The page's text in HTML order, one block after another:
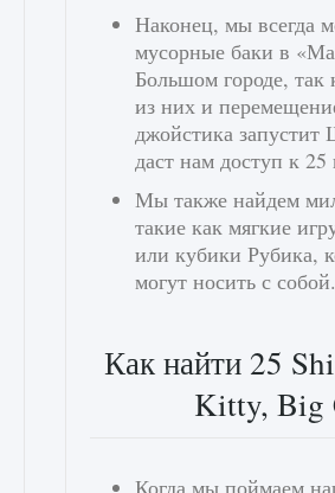
Наконец, мы всегда
мусорные баки в
Большом городе,
из них и
джойстика
даст нам доступ к 25
Мы также найдем
такие как мягкие
или кубики Рубика,
могут носить с собой.
Как найти 25
Kitty, Big
Когда мы поймаем